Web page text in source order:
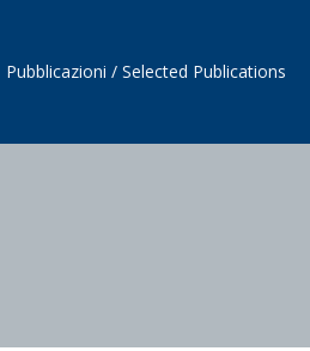
Pubblicazioni / Selected Publications